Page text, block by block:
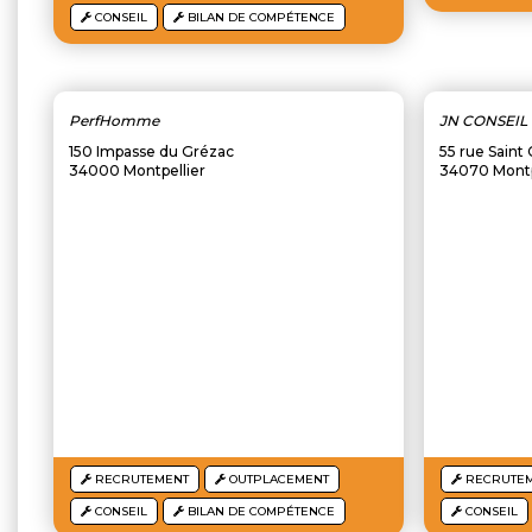
CONSEIL BILAN DE COMPÉTENCE
PerfHomme
150 Impasse du Grézac
34000 Montpellier
RECRUTEMENT OUTPLACEMENT
CONSEIL BILAN DE COMPÉTENCE
JN
55 rue Saint
34070
CONSEIL